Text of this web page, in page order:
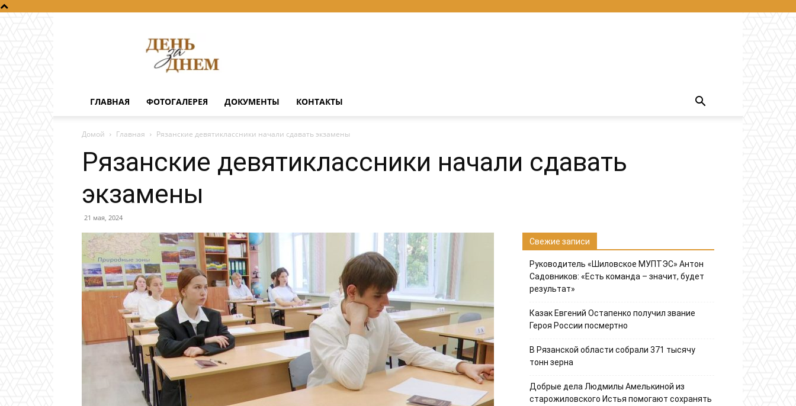
за
днем
ГЛАВНАЯ ФОТОГАЛЕРЕЯ ДОКУМЕНТЫ КОНТАКТЫ
Домой Главная Рязанские девятиклассники начали сдавать экзамены
Рязанские девятиклассники начали сдавать
экзамены
21 мая, 2024
Свежие записи
Руководитель «Шиловское МУПТЭС» Антон
Садовников: «Есть команда – значит, будет
результат»
Казак Евгений Остапенко получил звание
Героя России посмертно
В Рязанской области собрали 371 тысячу
тонн зерна
Добрые дела Людмилы Амелькиной из
старожиловского Истья помогают сохранять